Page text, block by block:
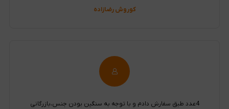
کوروش رضازاده
4عدد طبق سفارش دادم و با توجه به سنگین بودن جنس،بازرگانی